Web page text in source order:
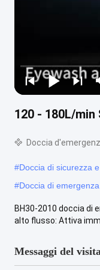
120 - 180L/
Doccia
#Doccia di sicurezza
#Doccia di
BH30-2010 doccia di
alto flusso: Attiva
Messaggi del